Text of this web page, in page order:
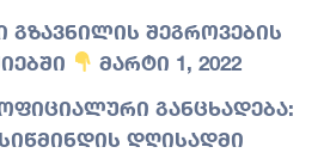
გზავნილის შეგროვების
მარტი 1, 2022
განცხადება:
დღისადმი